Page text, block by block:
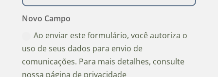
Novo Campo
Ao enviar este formulário, você autoriza o
uso de seus dados para envio de
comunicações. Para mais detalhes, consulte
nossa página de privacidade